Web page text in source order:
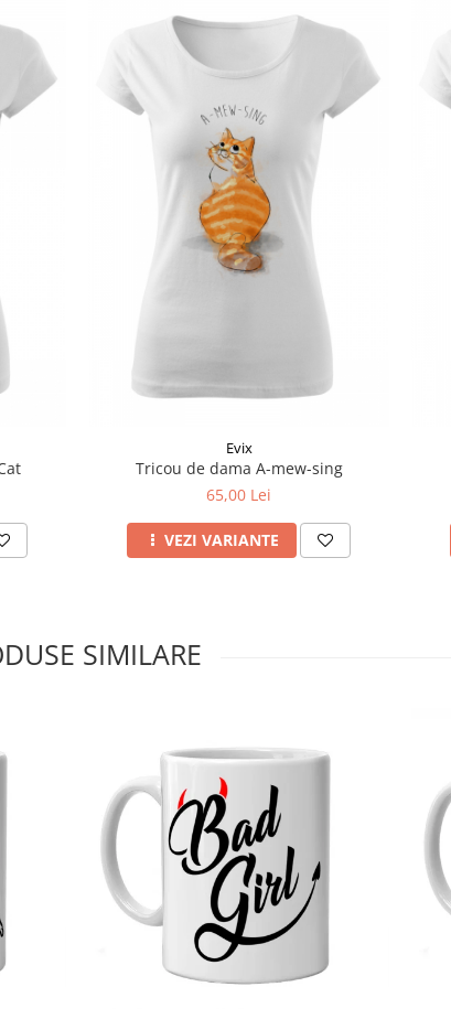
Evix
Tricou de dama A-mew-sing
65,00 Lei
VEZI VARIANTE
SIMILARE